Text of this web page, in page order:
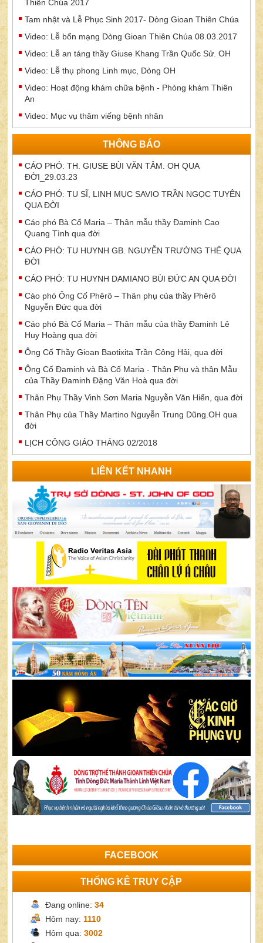
Thiên Chúa 2017
Tam nhật và Lễ Phục Sinh 2017- Dòng Gioan Thiên Chúa
Video: Lễ bổn mạng Dòng Gioan Thiên Chúa 08.03.2017
Video: Lễ an táng thầy Giuse Khang Trần Quốc Sử. OH
Video: Lễ thụ phong Linh mục, Dòng OH
Video: Hoạt động khám chữa bệnh - Phòng khám Thiên
An
Video: Mục vụ thăm viếng bệnh nhân
THÔNG BÁO
CÁO PHÓ: TH. GIUSE BÙI VĂN TÂM. OH QUA
ĐỜI_29.03.23
CÁO PHÓ: TU SĨ, LINH MỤC SAVIO TRẦN NGỌC TUYÊN
QUA ĐỜI
Cáo phó Bà Cố Maria – Thân mẫu thầy Đaminh Cao
Quang Tình qua đời
CÁO PHÓ: TU HUYNH GB. NGUYỄN TRƯỜNG THẾ QUA
ĐỜI
CÁO PHÓ: TU HUYNH DAMIANO BÙI ĐỨC AN QUA ĐỜI
Cáo phó Ông Cố Phêrô – Thân phụ của thầy Phêrô
Nguyễn Đức qua đời
Cáo phó Bà Cố Maria – Thân mẫu của thầy Đaminh Lê
Huy Hoàng qua đời
Ông Cố Thầy Gioan Baotixita Trần Công Hải, qua đời
Ông Cố Đaminh và Bà Cố Maria - Thân Phụ và thân Mẫu
của Thầy Đaminh Đặng Văn Hoà qua đời
Thân Phụ Thầy Vinh Sơn Maria Nguyễn Văn Hiển, qua đời
Thân Phụ của Thầy Martino Nguyễn Trung Dũng.OH qua
đời
LỊCH CÔNG GIÁO THÁNG 02/2018
LIÊN KẾT NHANH
FACEBOOK
THỐNG KÊ TRUY CẬP
Đang online:34
Hôm nay: 1110
Hôm qua:3002